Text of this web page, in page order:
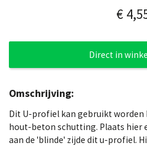
€
Direct in
Omschrijving:
Dit U-profiel kan gebruikt worden
hout-beton schutting. Plaats hier
aan de 'blinde' zijde dit u-profiel.